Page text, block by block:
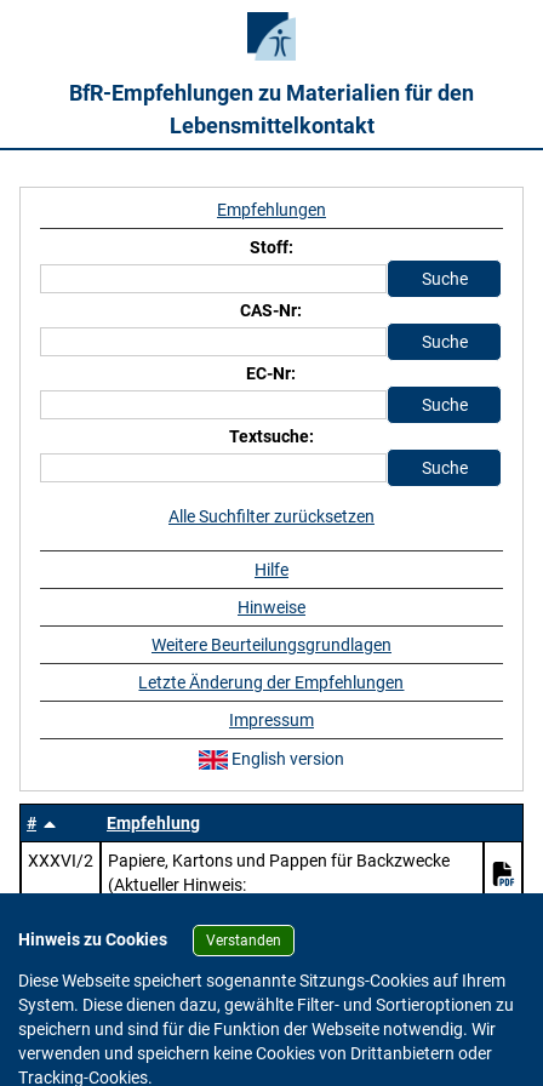
BfR-Empfehlungen zu Materialien für den
Lebensmittelkontakt
#
Empfehlung
XXXVI/2
Papiere, Kartons und Pappen für Backzwecke
(Aktueller Hinweis:
-konsultation-pruefung-des-entwurfs-zur-
ueberarbeitung-der-bfr-empfehlungen-zu-papier-
karton-und-pappe-im-lebensmittelkontakt/)
Empfehlungen
Stoff:
CAS-Nr:
EC-Nr:
Textsuche:
Alle Suchfilter zurücksetzen
Hilfe
Hinweise
Weitere Beurteilungsgrundlagen
Letzte Änderung der Empfehlungen
Impressum
English version
Hinweis zu Cookies Verstanden
Diese Webseite speichert sogenannte Sitzungs-Cookies auf Ihrem
System. Diese dienen dazu, gewählte Filter- und Sortieroptionen zu
speichern und sind für die Funktion der Webseite notwendig. Wir
verwenden und speichern keine Cookies von Drittanbietern oder
Tracking-Cookies.